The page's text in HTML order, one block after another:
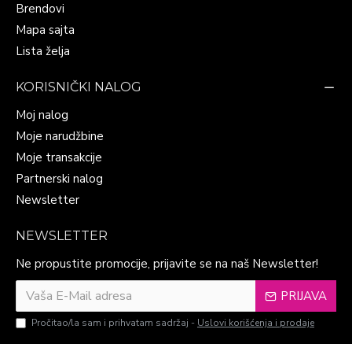
Brendovi
Mapa sajta
Lista želja
KORISNIČKI NALOG
Moj nalog
Moje narudžbine
Moje transakcije
Partnerski nalog
Newsletter
NEWSLETTER
Ne propustite promocije, prijavite se na naš Newsletter!
PRIJAVA
Pročitao/la sam i prihvatam sadržaj - Uslovi korišćenja i prodaje